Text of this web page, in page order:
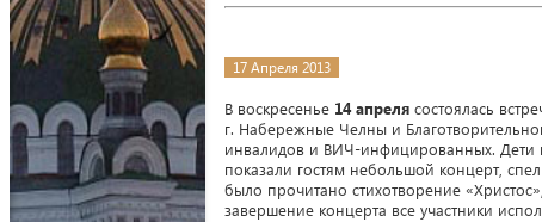
17 Апреля 2013
В воскресенье 14 апреля состоялась
г. Набережные Челны и
инвалидов и ВИЧ-инфицированных. Дети
показали гостям небольшой концерт,
было прочитано стихотворение
завершение концерта все участники